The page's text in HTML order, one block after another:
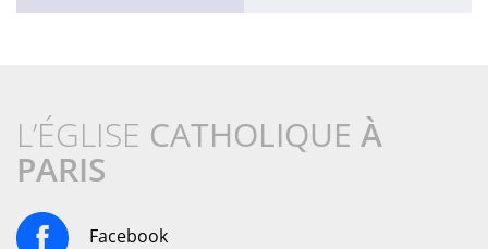
L’ÉGLISE CATHOLIQUE À
PARIS
Facebook